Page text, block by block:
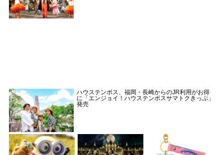
ハウステンボス、福岡・長崎からのJR利用がお得
に「エンジョイ！ハウステンボスサマトクきっぷ」
発売